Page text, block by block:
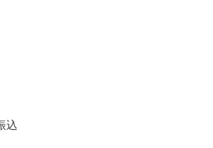
込